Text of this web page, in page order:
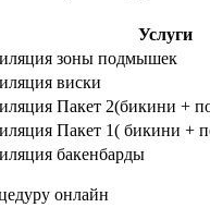
Услуги
зоны подмышек
виски
Пакет 2(бикини +
Пакет 1( бикини +
бакенбарды
онлайн